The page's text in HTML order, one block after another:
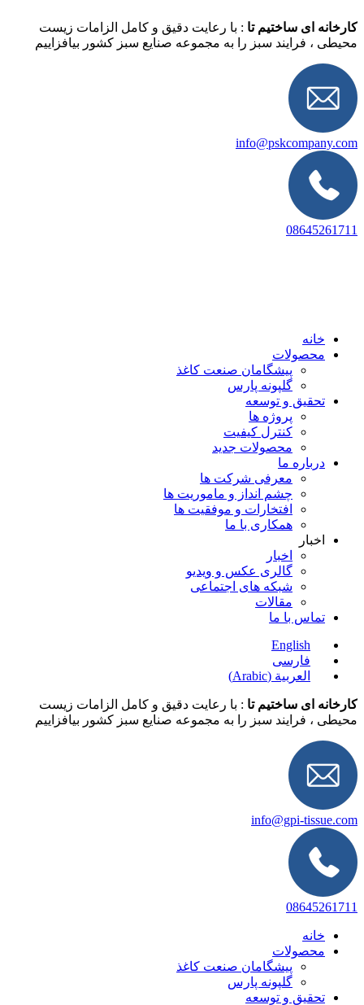
کارخانه ای ساختیم تا : با رعایت دقیق و کامل الزامات زیست
محیطی ، فرایند سبز را به مجموعه صنایع سبز کشور بیافزاییم
info@pskcompany.com
08645261711
خانه
محصولات
پیشگامان صنعت کاغذ
گلپونه پارس
تحقیق و توسعه
پروژه ها
کنترل کیفیت
محصولات جدید
درباره ما
معرفی شرکت ها
چشم انداز و ماموریت ها
افتخارات و موفقیت ها
همکاری با ما
اخبار
اخبار
گالری عکس و ویدیو
شبکه های اجتماعی
مقالات
تماس با ما
English
فارسی
العربية (
Arabic
)
کارخانه ای ساختیم تا : با رعایت دقیق و کامل الزامات زیست
محیطی ، فرایند سبز را به مجموعه صنایع سبز کشور بیافزاییم
info@gpi-tissue.com
08645261711
خانه
محصولات
پیشگامان صنعت کاغذ
گلپونه پارس
تحقیق و توسعه